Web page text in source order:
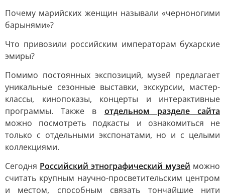
Почему марийских женщин называли «черноногими
барынями»?
Что привозили российским императорам бухарские
эмиры?
Помимо постоянных экспозиций, музей предлагает
уникальные сезонные выставки, экскурсии, мастер-
классы, кинопоказы, концерты и интерактивные
программы. Также в отдельном разделе сайта
можно посмотреть подкасты и ознакомиться не
только с отдельными экспонатами, но и с целыми
коллекциями.
Сегодня Российский этнографический музей можно
считать крупным научно-просветительским центром
и местом, способным связать тончайшие нити